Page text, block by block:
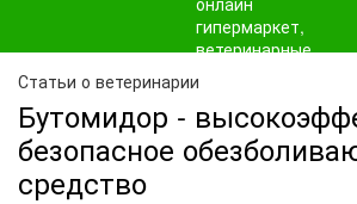
Статьи о ветеринарии
Бутомидор -
безопасное
средство